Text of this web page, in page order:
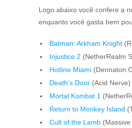
Logo abaixo você confere a
enquanto você gasta bem
Batman: Arkham Knight
Injustice 2 (NetherRealm
Hotline Miami (Dennaton
Death’s Door (Acid
Mortal Kombat 1
Return to Monkey Island
Cult of the Lamb